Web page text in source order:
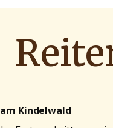
Kindelwald